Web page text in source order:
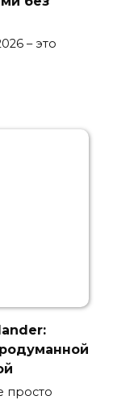
– это
просто